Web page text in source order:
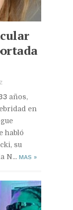
años,
en
habló
su
N... MAS »